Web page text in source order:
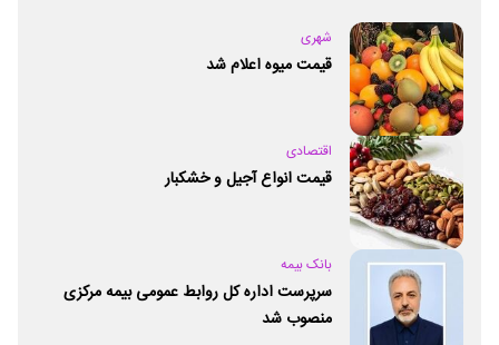
شهری
قیمت میوه اعلام شد
اقتصادی
قیمت انواع آجیل و خشکبار
بانک بیمه
سرپرست اداره کل روابط عمومی بیمه مرکزی
منصوب شد